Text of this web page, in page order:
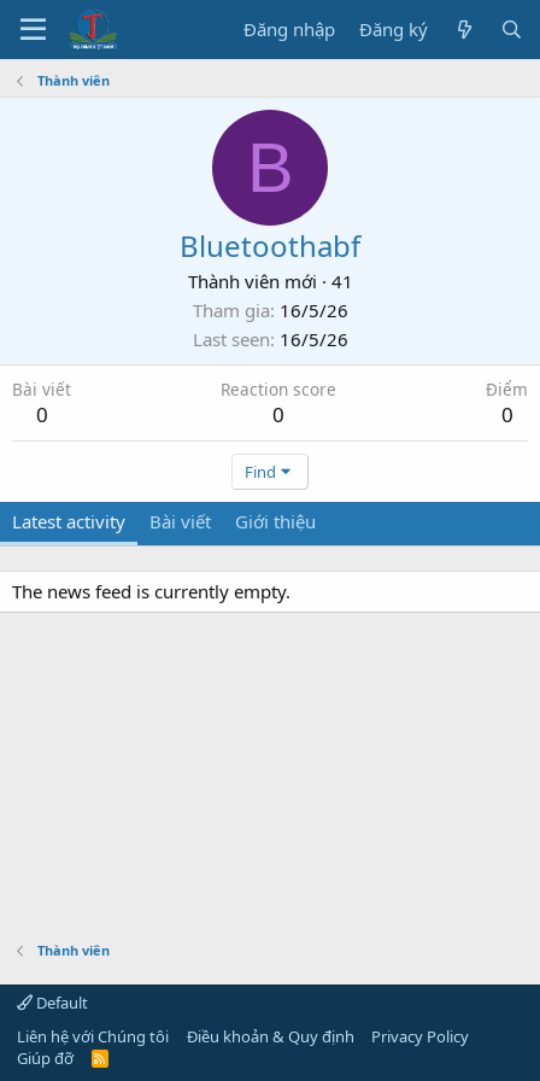
Đăng nhập Đăng ký
Thành viên
B
Bluetoothabf
Thành viên mới · 41
Tham gia 16/5/26
Last seen 16/5/26
Bài viết
0
Reaction score
0
Điểm
0
Find
Latest activity Bài viết Giới thiệu
The news feed is currently empty.
Thành viên
Default
Liên hệ với Chúng tôi
Điều khoản & Quy định
Privacy Policy
Giúp đỡ
R